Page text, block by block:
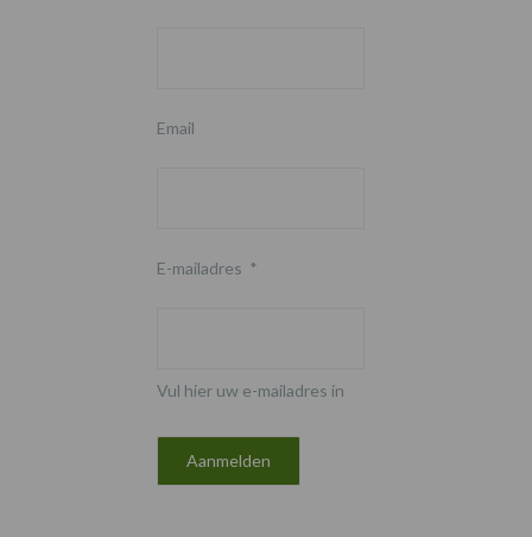
Email
E-mailadres *
Vul hier uw e-mailadres in